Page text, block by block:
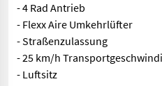
- 4 Rad Antrieb
- Flexx Aire Umkehrlüfter
- Straßenzulassung
- 25 km/h
- Luftsitz